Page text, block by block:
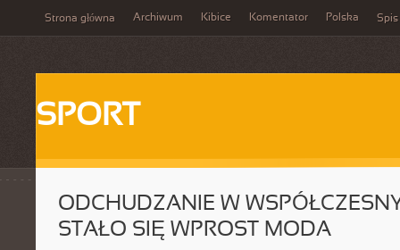
Strona główna Archiwum Kibice Komentator Polska Spis
SPORT
ODCHUDZANIE W
STAŁO SIĘ WPROST MODA